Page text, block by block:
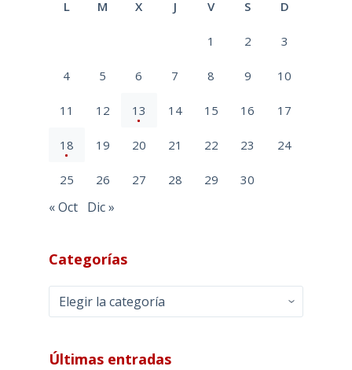
L M X J V S D
1 2 3
4 5 6 7 8 9 10
11 12 13 14 15 16 17
18 19 20 21 22 23 24
25 26 27 28 29 30
« Oct Dic »
Categorías
Categorías
Últimas entradas